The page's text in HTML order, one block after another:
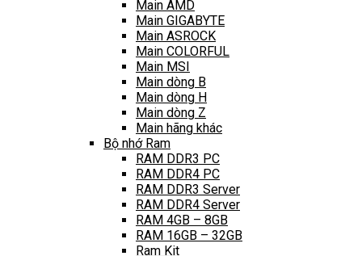
Main AMD
Main GIGABYTE
Main ASROCK
Main COLORFUL
Main MSI
Main dòng B
Main dòng H
Main dòng Z
Main hãng khác
Bộ nhớ Ram
RAM DDR3 PC
RAM DDR4 PC
RAM DDR3 Server
RAM DDR4 Server
RAM 4GB – 8GB
RAM 16GB – 32GB
Ram Kit